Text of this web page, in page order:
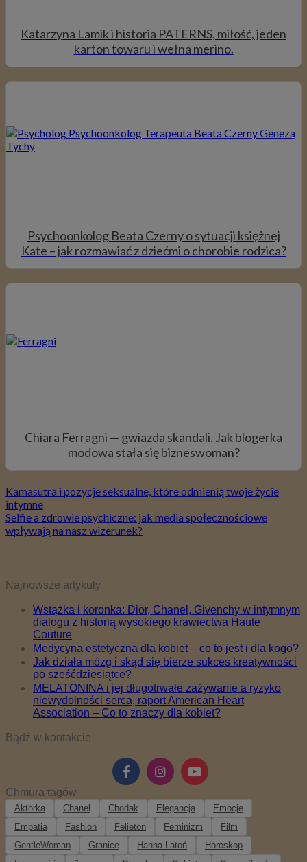
Katarzyna Lamik i historia PATERNS, miłość, jeden
karton towaru i wełna merino.
Psychoonkolog Beata Czerny o sytuacji księżnej
Kate – jak rozmawiać z dziećmi o chorobie rodzica?
Chiara Ferragni — gwiazda skandali. Jak blogerka
modowa stała się bizneswoman?
Kamasutra i pozycje seksualne, które odmienią twoje życie
intymne
Selfie a zdrowie psychiczne: jak media społecznościowe
wpływają na nasz wizerunek?
Najnowsze artykuły
Wstążka i koronka: Dior, Chanel, Givenchy w intymnym
dialogu z historią wysokiego krawiectwa Haute
Couture
Medycyna estetyczna dla kobiet – co to jest i dla kogo?
Jak działa mózg i skąd się bierze sukces kreatywności
po sześćdziesiątce?
MELATONINA i jej długotrwałe zażywanie a ryzyko
niewydolności serca, raport American Heart
Association – Co to znaczy dla kobiet?
Bądź w kontakcie
Chmura tagów
Aktorka Chanel Chodak Elegancja
Emocje
Empatia
Fashion Felieton Feminizm
Film
GentleWoman
Granice Hanna Latoń
Horoskop